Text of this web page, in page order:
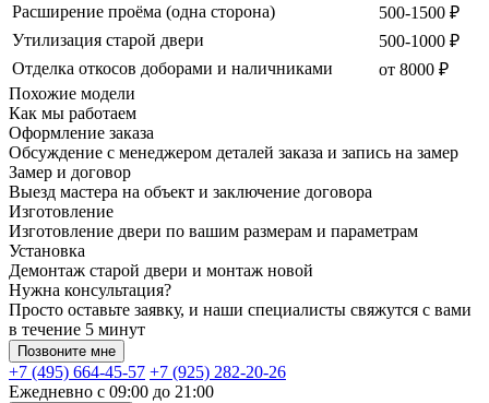
Расширение проёма (одна сторона)
500-1500 ₽
Утилизация старой двери
500-1000 ₽
Отделка откосов доборами и наличниками
от 8000 ₽
Похожие модели
Как мы работаем
Оформление заказа
Обсуждение с менеджером деталей заказа и запись на замер
Замер и договор
Выезд мастера на объект и заключение договора
Изготовление
Изготовление двери по вашим размерам и параметрам
Установка
Демонтаж старой двери и монтаж новой
Нужна консультация?
Просто оставьте заявку, и наши специалисты свяжутся с вами
в течение 5 минут
Позвоните мне
+7 (495) 664-45-57 +7 (925) 282-20-26
Ежедневно с 09:00 до 21:00